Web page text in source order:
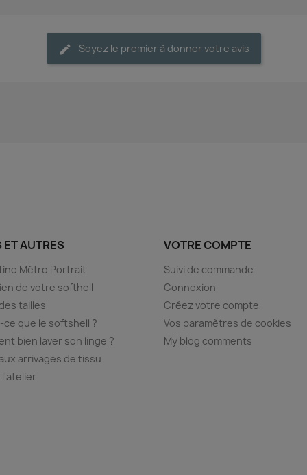
Soyez le premier à donner votre avis
ET AUTRES
Métro Portrait
de votre softhell
tailles
que le softshell ?
bien laver son linge ?
arrivages de tissu
l'atelier
VOTRE COMPTE
Suivi de commande
Connexion
Créez votre compte
Vos paramètres de cookies
My blog comments